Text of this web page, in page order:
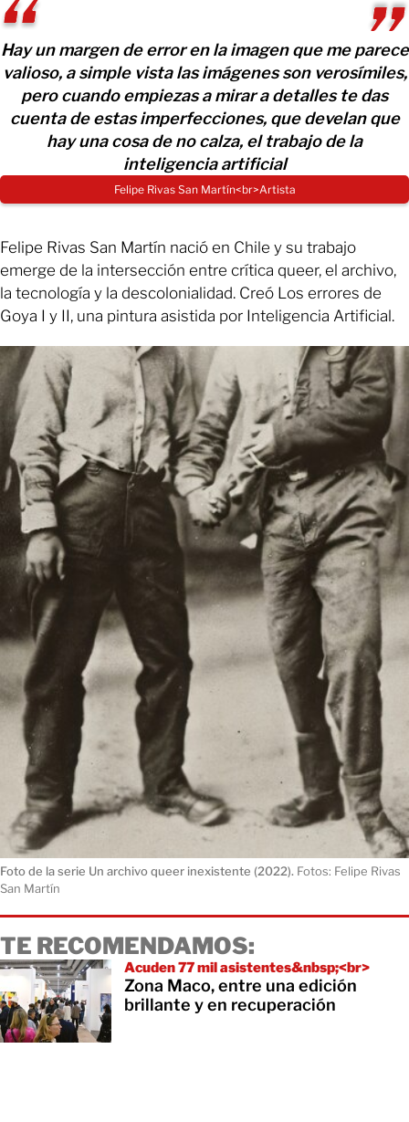
Hay un margen de error en la imagen que me parece
valioso, a simple vista las imágenes son verosímiles,
pero cuando empiezas a mirar a detalles te das
cuenta de estas imperfecciones, que develan que
hay una cosa de no calza, el trabajo de la
inteligencia artificial
Felipe Rivas San Martín<br>Artista
Felipe Rivas San Martín nació en Chile y su trabajo
emerge de la intersección entre crítica queer, el archivo,
la tecnología y la descolonialidad. Creó Los errores de
Goya I y II, una pintura asistida por Inteligencia Artificial.
Foto de la serie Un archivo queer inexistente (2022). Fotos: Felipe Rivas
San Martín
TE RECOMENDAMOS:
Acuden 77 mil asistentes&nbsp;<br>
Zona Maco, entre una edición
brillante y en recuperación